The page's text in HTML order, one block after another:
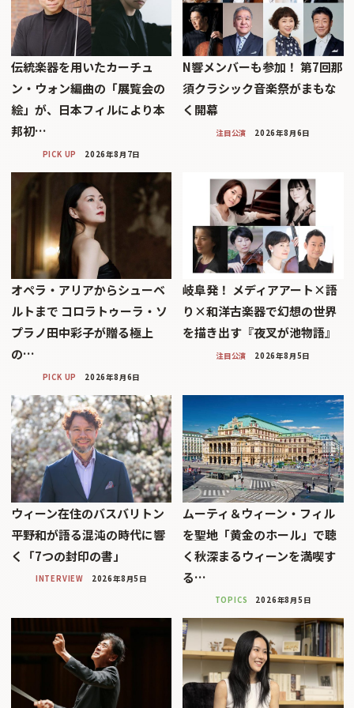
伝統楽器を用いたカーチュ
ン・ウォン編曲の「展覧会の
絵」が、日本フィルにより本
邦初…
PICK UP 2026年8月7日
N響メンバーも参加！ 第7回那
須クラシック音楽祭がまもな
く開幕
注目公演 2026年8月6日
オペラ・アリアからシューベ
ルトまで コロラトゥーラ・ソ
プラノ田中彩子が贈る極上
の…
PICK UP 2026年8月6日
岐阜発！ メディアアート×語
り×和洋古楽器で幻想の世界
を描き出す『夜叉が池物語』
注目公演 2026年8月5日
ウィーン在住のバスバリトン
平野和が語る混沌の時代に響
く「7つの封印の書」
INTERVIEW 2026年8月5日
ムーティ＆ウィーン・フィル
を聖地「黄金のホール」で聴
く秋深まるウィーンを満喫す
る…
TOPICS 2026年8月5日